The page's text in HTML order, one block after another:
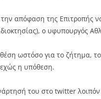
απόφαση της Επιτροπής
ο υφυπουργός
ωστόσο για το ζήτημα,
η υπόθεση.
του στο twitter